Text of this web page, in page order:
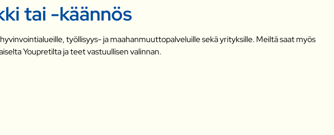
tai -käännös
työllisyys- ja maahanmuuttopalveluille sekä yrityksille. Meiltä saat myös
Youpretilta ja teet vastuullisen valinnan.